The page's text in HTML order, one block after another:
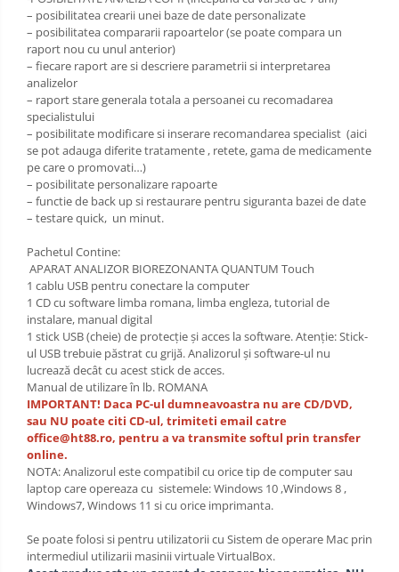
– posibilitatea crearii unei baze de date personalizate
– posibilitatea compararii rapoartelor (se poate compara un
raport nou cu unul anterior)
– fiecare raport are si descriere parametrii si interpretarea
analizelor
– raport stare generala totala a persoanei cu recomadarea
specialistului
– posibilitate modificare si inserare recomandarea specialist (aici
se pot adauga diferite tratamente , retete, gama de medicamente
pe care o promovati…)
– posibilitate personalizare rapoarte
– functie de back up si restaurare pentru siguranta bazei de date
– testare quick, un minut.
Pachetul Contine:
APARAT ANALIZOR BIOREZONANTA QUANTUM Touch
1 cablu USB pentru conectare la computer
1 CD cu software limba romana, limba engleza, tutorial de
instalare, manual digital
1 stick USB (cheie) de protecţie şi acces la software. Atenţie: Stick-
ul USB trebuie păstrat cu grijă. Analizorul şi software-ul nu
lucrează decât cu acest stick de acces.
Manual de utilizare în lb. ROMANA
IMPORTANT! Daca PC-ul dumneavoastra nu are CD/DVD,
sau NU poate citi CD-ul, trimiteti email catre
office@ht88.ro, pentru a va transmite softul prin transfer
online.
NOTA: Analizorul este compatibil cu orice tip de computer sau
laptop care opereaza cu sistemele: Windows 10 ,Windows 8 ,
Windows7, Windows 11 si cu orice imprimanta.
Se poate folosi si pentru utilizatorii cu Sistem de operare Mac prin
intermediul utilizarii masinii virtuale VirtualBox.